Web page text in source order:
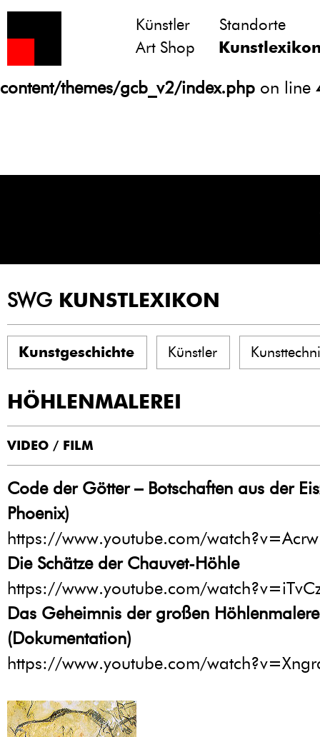
Notice
: Undefined variable: atts in
/homepages/21/d13550920/htdocs/
content/themes/gcb_v2/index.php on line
Künstler
Standorte
Art Shop
SWG KUNSTLEXIKON
Kunstgeschichte Künstler
HÖHLENMALEREI
VIDEO / FILM
Code der Götter – Botschaften aus der
Phoenix)
https://www.youtube.com/
Die Schätze der Chauvet-Höhle
https://www.youtube.com/
Das Geheimnis der großen
(Dokumentation)
https://www.youtube.com/